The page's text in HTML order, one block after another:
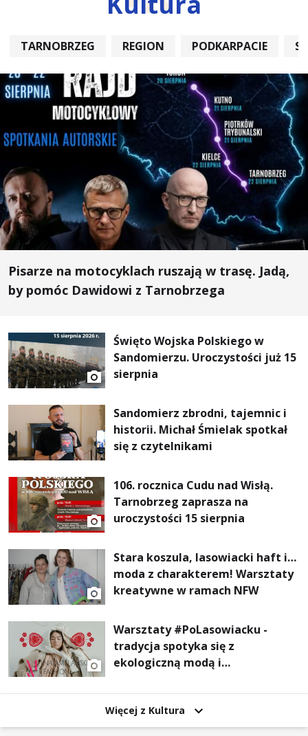
TARNOBRZEG REGION PODKARPACIE
Pisarze na motocyklach ruszają w trasę. Jadą,
by pomóc Dawidowi z Tarnobrzega
Święto Wojska Polskiego w
Sandomierzu. Uroczystości już 15
sierpnia
Sandomierz zbrodni, tajemnic i
historii. Michał Śmielak spotkał
się z czytelnikami
106. rocznica Cudu nad Wisłą.
Tarnobrzeg zaprasza na
uroczystości 15 sierpnia
Stara koszula, lasowiacki haft i…
moda z charakterem! Warsztaty
kreatywne w ramach NFW
Warsztaty #PoLasowiacku -
tradycja spotyka się z
ekologiczną modą i
Więcej z Kultura